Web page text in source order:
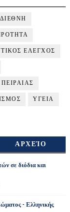
ΔΙΕΘΝΗ
ΕΛΕΓΧΟΣ
ΠΕΙΡΑΙΑΣ
ΥΓΕΙΑ
ΑΡΧΕΊΟ
σε διόδια και
- Ελληνικής